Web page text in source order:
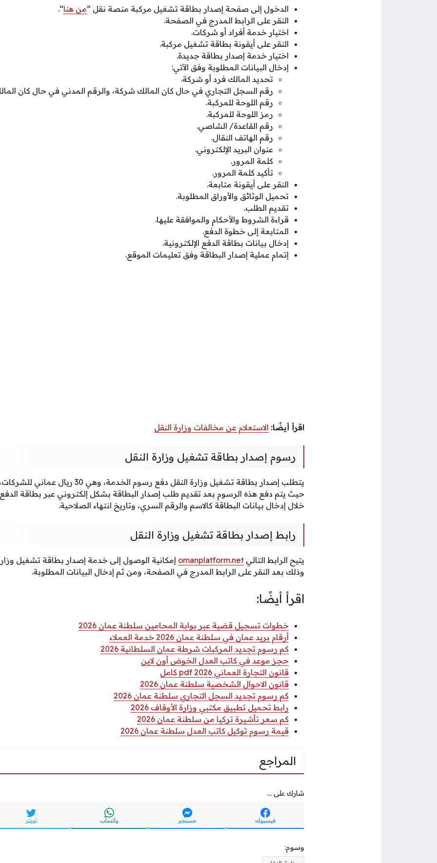
الدخول إلى صفحة إصدار بطاقة تشغيل مركبة منصة نقل “من هنا“.
النقر على الرابط المدرج في الصفحة.
اختيار خدمة أفراد أو شركات.
النقر على أيقونة بطاقة تشغيل مركبة.
اختيار خدمة إصدار بطاقة جديدة.
إدخال البيانات المطلوبة وفق الآتي:
تحديد المالك فرد أو شركة.
رقم السجل التجاري في حال كان المالك شركة، والرقم المدني في حال كان
رقم اللوحة للمركبة.
رمز اللوحة للمركبة.
رقم القاعدة/ الشاصي.
رقم الهاتف النقال.
عنوان البريد الإلكتروني.
كلمة المرور.
تأكيد كلمة المرور.
النقر على أيقونة متابعة.
تحميل الوثائق والأوراق المطلوبة.
تقديم الطلب.
قراءة الشروط والأحكام والموافقة عليها.
المتابعة إلى خطوة الدفع.
إدخال بيانات بطاقة الدفع الإلكترونية.
إتمام عملية إصدار البطاقة وفق تعليمات الموقع.
اقرأ أيضًا: الاستعلام عن مخالفات وزارة النقل
رسوم إصدار بطاقة تشغيل وزارة النقل
حيث يتم دفع هذه الرسوم بعد تقديم طلب إصدار البطاقة بشكل إلكتروني عبر بطاقة الدفع
خلال إدخال بيانات البطاقة كالاسم والرقم السري، وتاريخ انتهاء الصلاحية.
رابط إصدار بطاقة تشغيل وزارة النقل
يتيح الرابط التالي omanplatform.net إمكانية الوصول إلى خدمة إصدار بطاقة تشغيل
وذلك بعد النقر على الرابط المدرج في الصفحة، ومن ثم إدخال البيانات المطلوبة.
اقرأ أيضًا:
خطوات تسجيل قضية عبر بوابة المحامين سلطنة عمان 2026
أرقام بريد عمان في سلطنة عمان 2026 خدمة العملاء
كم رسوم تجديد المركبات شرطة عمان السلطانية 2026
حجز موعد في كاتب العدل الخوض أون لاين
قانون التجارة العماني 2026 pdf كامل
قانون الاحوال الشخصية سلطنة عمان 2026
كم رسوم تجديد السجل التجاري سلطنة عمان 2026
رابط تحميل تطبيق مكتبي وزارة الأوقاف 2026
كم سعر تأشيرة تركيا من سلطنة عمان 2026
قيمة رسوم توكيل كاتب العدل سلطنة عمان 2026
المراجع
شارك على ...
فيسبوك مسنجر واتساب تويتر
وسوم: